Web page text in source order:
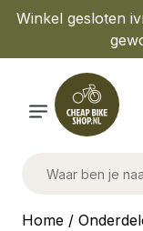
Winkel gesloten
Home /